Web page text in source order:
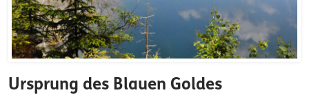
Ursprung des Blauen Goldes